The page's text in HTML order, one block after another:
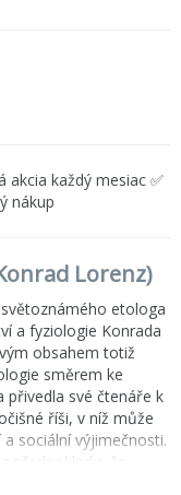
akcia každý mesiac ✅
nákup
Lorenz)
etologa
a fyziologie Konrada
obsahem totiž
směrem ke
přivedla své čtenáře k
říši, v níž může
sociální výjimečnosti.
předpokladu, že
neboť plní důležité